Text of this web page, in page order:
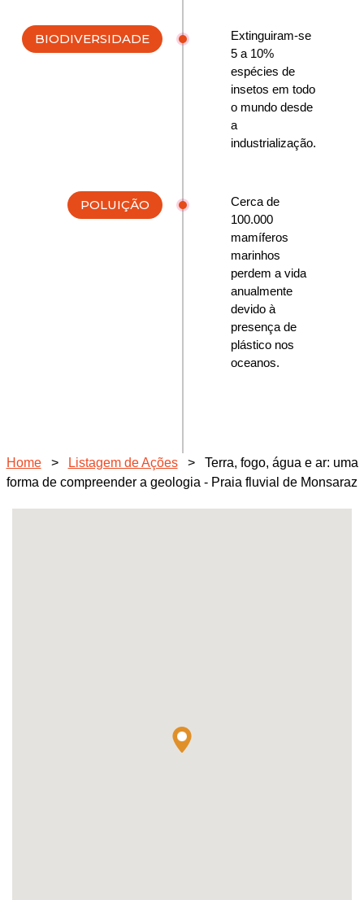
Extinguiram-se
5 a 10%
espécies de
insetos em todo
o mundo desde
a
industrialização.
BIODIVERSIDADE
Cerca de
100.000
mamíferos
marinhos
perdem a vida
anualmente
devido à
presença de
plástico nos
oceanos.
POLUIÇÃO
Home > Listagem de Ações >
Terra, fogo, água e ar: uma
forma de compreender a geologia - Praia fluvial de Monsaraz